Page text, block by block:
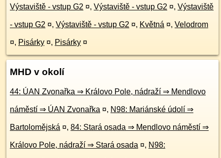
Výstaviště - vstup G2 ¤, Výstaviště - vstup G2 ¤, Výstaviště
- vstup G2 ¤, Výstaviště - vstup G2 ¤, Květná ¤, Velodrom
¤, Pisárky ¤, Pisárky ¤
MHD v okolí
44: ÚAN Zvonařka ⇒ Královo Pole, nádraží ⇒ Mendlovo
náměstí ⇒ ÚAN Zvonařka ¤, N98: Mariánské údolí ⇒
Bartolomějská ¤, 84: Stará osada ⇒ Mendlovo náměstí ⇒
Královo Pole, nádraží ⇒ Stará osada ¤, N98: